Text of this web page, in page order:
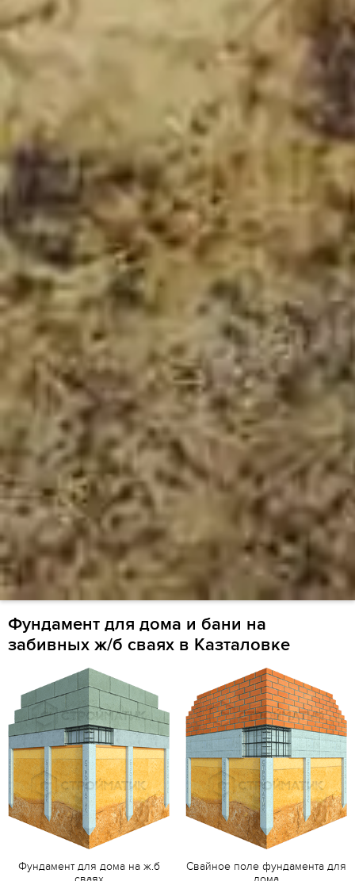
Фундамент для дома и бани на
забивных ж/б сваях в Казталовке
Фундамент для дома на ж.б
Свайное поле фундамента для